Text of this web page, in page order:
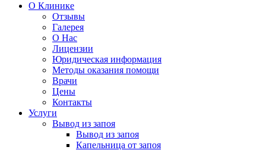
О Клинике
Отзывы
Галерея
О Нас
Лицензии
Юридическая информация
Методы оказания помощи
Врачи
Цены
Контакты
Услуги
Вывод из запоя
Вывод из запоя
Капельница от запоя